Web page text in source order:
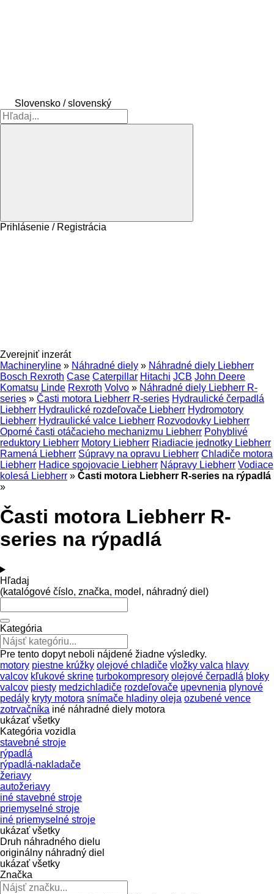
Slovensko / slovenský
Prihlásenie / Registrácia
Zverejniť inzerát
Machineryline » Náhradné diely » Náhradné diely Liebherr
Bosch Rexroth Case Caterpillar Hitachi JCB John Deere
Komatsu Linde Rexroth Volvo » Náhradné diely Liebherr R-
series » Časti motora Liebherr R-series Hydraulické čerpadlá
Liebherr Hydraulické rozdeľovače Liebherr Hydromotory
Liebherr Hydraulické valce Liebherr Rozvodovky Liebherr
Oporné časti otáčacieho mechanizmu Liebherr Pohyblivé
reduktory Liebherr Motory Liebherr Riadiacie jednotky Liebherr
Ramená Liebherr Súpravy na opravu Liebherr Chladiče motora
Liebherr Hadice spojovacie Liebherr Nápravy Liebherr Vodiace
kolesá Liebherr » Časti motora Liebherr R-series na rýpadlá
»
Časti motora Liebherr R-
series na rýpadlá
Hľadaj
(katalógové číslo, značka, model, náhradný diel)
Kategória
Pre tento dopyt neboli nájdené žiadne výsledky.
motory piestne krúžky olejové chladiče vložky valca hlavy
valcov kľukové skrine turbokompresory olejové čerpadlá bloky
valcov piesty medzichladiče rozdeľovače upevnenia plynové
pedály kryty motora snímače hladiny oleja ozubené vence
zotrvačníka iné náhradné diely motora
ukázať všetky
Kategória vozidla
stavebné stroje
rýpadlá
rýpadlá-nakladače
žeriavy
autožeriavy
iné stavebné stroje
priemyselné stroje
iné priemyselné stroje
ukázať všetky
Druh náhradného dielu
originálny náhradný diel
ukázať všetky
Značka